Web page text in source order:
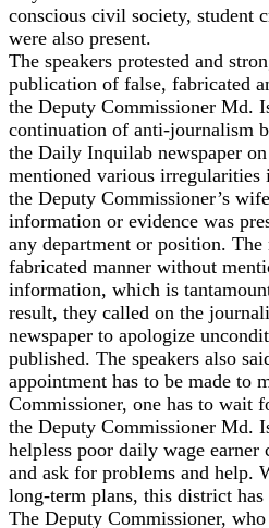
conscious civil society, student
were also present.
The speakers protested and
publication of false, fabricated
the Deputy Commissioner Md.
continuation of anti-journalism
the Daily Inquilab newspaper
mentioned various
the Deputy Commissioner’s
information or evidence was
any department or position.
fabricated manner without
information, which is
result, they called on the
newspaper to apologize
published. The speakers also
appointment has to be made to
Commissioner, one has to wait
the Deputy Commissioner Md.
helpless poor daily wage
and ask for problems and help.
long-term plans, this district
The Deputy Commissioner,